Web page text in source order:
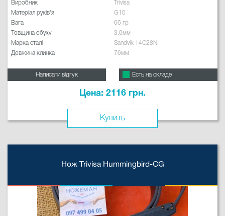
Виробник
Trivisa
Матеріал руків'я
G10
Вага
66 гр
Товщина обуху
3.0мм
Марка сталі
Sandvik 14C28N
Довжина клинка
76мм
Написати відгук Есть на складе
Цена: 2116 грн.
Купить
Нож Trivisa Hummingbird-CG